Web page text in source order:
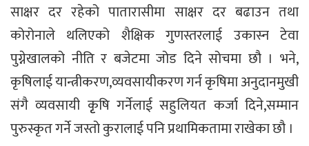
साक्षर दर रहेको पातारासीमा साक्षर दर बढाउन तथा
कोरोनाले थलिएको शैक्षिक गुणस्तरलाई उकास्न टेवा
पुग्नेखालको नीति र बजेटमा जोड दिने सोचमा छौ । भने,
कृषिलाई यान्त्रीकरण,व्यवसायीकरण गर्न कृषिमा अनुदानमुखी
संगै व्यवसायी कृृषि गर्नेलाई सहुलियत कर्जा दिने,सम्मान
पुरुस्कृत गर्ने जस्तो कुरालाई पनि प्रथामिकतामा राखेका छौ ।